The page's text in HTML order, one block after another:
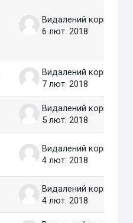
6 лют. 2018
7 лют. 2018
5 лют. 2018
4 лют. 2018
4 лют. 2018